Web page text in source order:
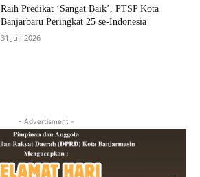
Raih Predikat ‘Sangat Baik’, PTSP Kota
Banjarbaru Peringkat 25 se-Indonesia
31 Juli 2026
- Advertisment -